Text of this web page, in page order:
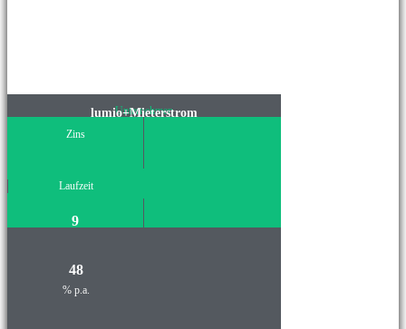
Unternehmen
lumio+Mieterstrom
Zins
Laufzeit
9
48
% p.a.